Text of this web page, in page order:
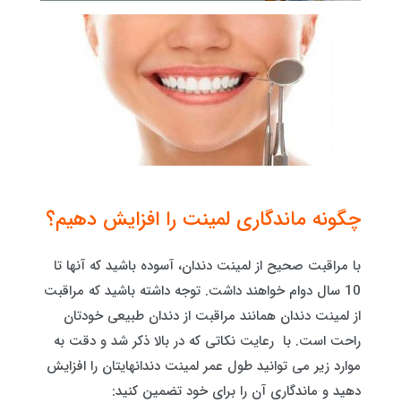
چگونه ماندگاری لمینت را افزایش دهیم؟
با مراقبت صحیح از لمینت دندان، آسوده باشید که آنها تا
10 سال دوام خواهند داشت. توجه داشته باشید که مراقبت
از لمینت دندان همانند مراقبت از دندان طبیعی خودتان
راحت است. با رعایت نکاتی که در بالا ذکر شد و دقت به
موارد زیر می توانید طول عمر لمینت دندانهایتان را افزایش
دهید و ماندگاری آن را برای خود تضمین کنید: